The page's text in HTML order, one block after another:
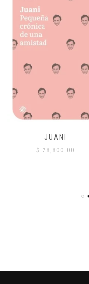
JUANI
$ 28,800.00